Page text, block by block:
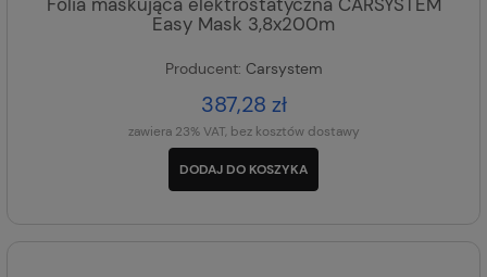
Easy Mask 3,8x200m
Producent: Carsystem
387,28 zł
zawiera 23% VAT, bez kosztów dostawy
DODAJ DO KOSZYKA